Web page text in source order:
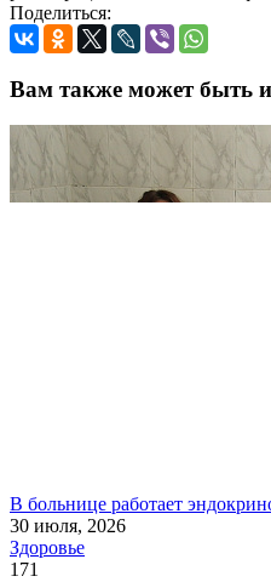
Поделиться:
Вам также может быть
В больнице работает
30 июля, 2026
Здоровье
171